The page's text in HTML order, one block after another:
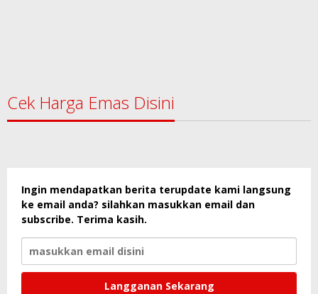
Cek Harga Emas Disini
Ingin mendapatkan berita terupdate kami langsung
ke email anda? silahkan masukkan email dan
subscribe. Terima kasih.